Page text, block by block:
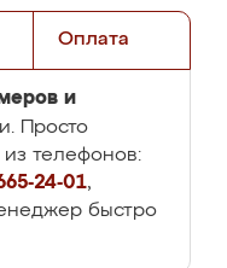
Оплата
и
Просто
телефонов:
24-01,
быстро